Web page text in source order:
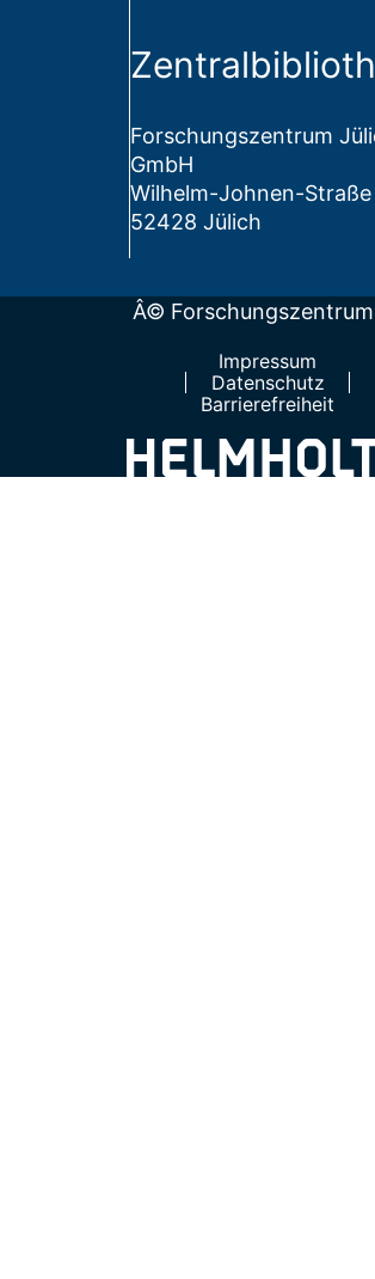
Forschungszentrum
GmbH
Wilhelm-Johnen-Straße
52428 Jülich
Â©
Impressum
Datenschutz
Barrierefreiheit